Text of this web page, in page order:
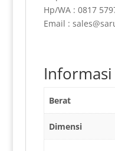
Hp/WA : 0817
Email :
Berat
Dimensi